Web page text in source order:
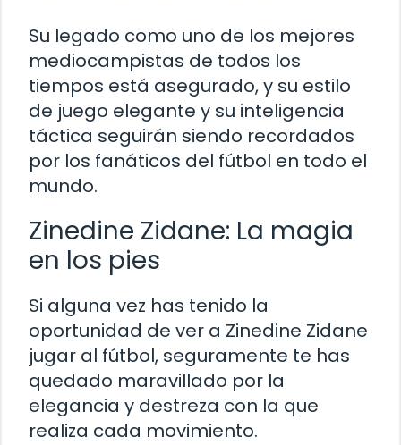
Su legado como uno de los mejores
mediocampistas de todos los
tiempos está asegurado, y su estilo
de juego elegante y su inteligencia
táctica seguirán siendo recordados
por los fanáticos del fútbol en todo el
mundo.
Zinedine Zidane: La magia
en los pies
Si alguna vez has tenido la
oportunidad de ver a Zinedine Zidane
jugar al fútbol, seguramente te has
quedado maravillado por la
elegancia y destreza con la que
realiza cada movimiento.